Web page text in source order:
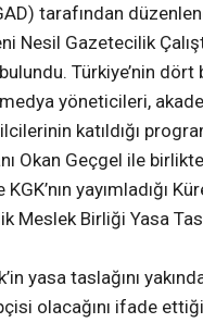
tarafından
Nesil Gazetecilik
Türkiye’nin dört
yöneticileri,
katıldığı
Okan Geçgel ile
KGK’nın yayımladığı
Meslek Birliği Yasa
yasa taslağını
olacağını ifade